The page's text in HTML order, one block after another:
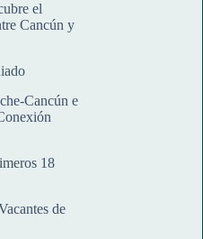
el
Cancún y
Cancún e
18
de